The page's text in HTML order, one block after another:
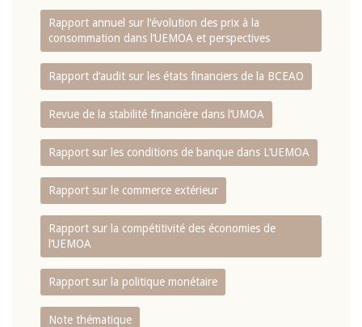
Rapport annuel sur l‘évolution des prix à la
consommation dans l‘UEMOA et perspectives
Rapport d‘audit sur les états financiers de la BCEAO
Revue de la stabilité financière dans l‘UMOA
Rapport sur les conditions de banque dans L‘UEMOA
Rapport sur le commerce extérieur
Rapport sur la compétitivité des économies de
l‘UEMOA
Rapport sur la politique monétaire
Note thématique